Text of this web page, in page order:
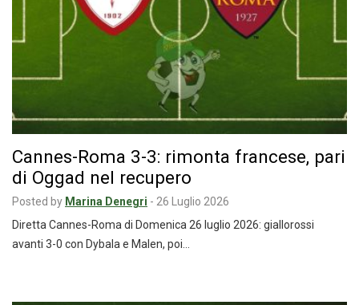
Cannes-Roma 3-3: rimonta francese, pari
di Oggad nel recupero
Posted by Marina Denegri - 26 Luglio 2026
Diretta Cannes-Roma di Domenica 26 luglio 2026: giallorossi
avanti 3-0 con Dybala e Malen, poi…